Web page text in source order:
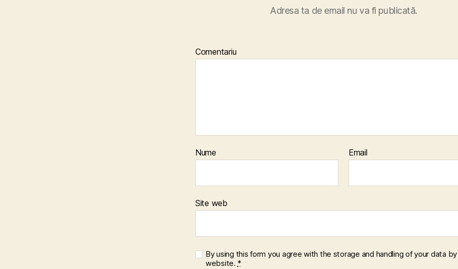
Adresa ta de email nu va fi publicată.
Comentariu
Nume Email
Site web
By using this form you agree with the storage and handling of your data
website. *